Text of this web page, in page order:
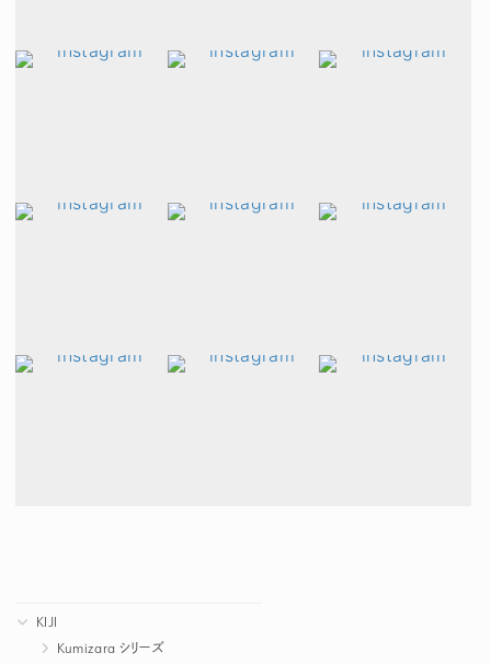
KIJI
Kumizara シリーズ